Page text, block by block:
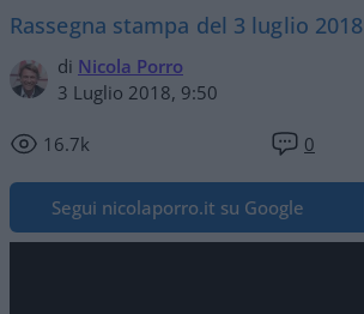
Rassegna stampa del 3 luglio 2018
di Nicola Porro
3 Luglio 2018, 9:50
16.7k 0
Segui nicolaporro.it su Google